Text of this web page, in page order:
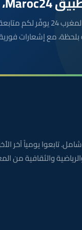
تطبيق أخبار المغرب
بلحظة، مع إشعارات
تابعوا يومياً آخر
والثقافية من